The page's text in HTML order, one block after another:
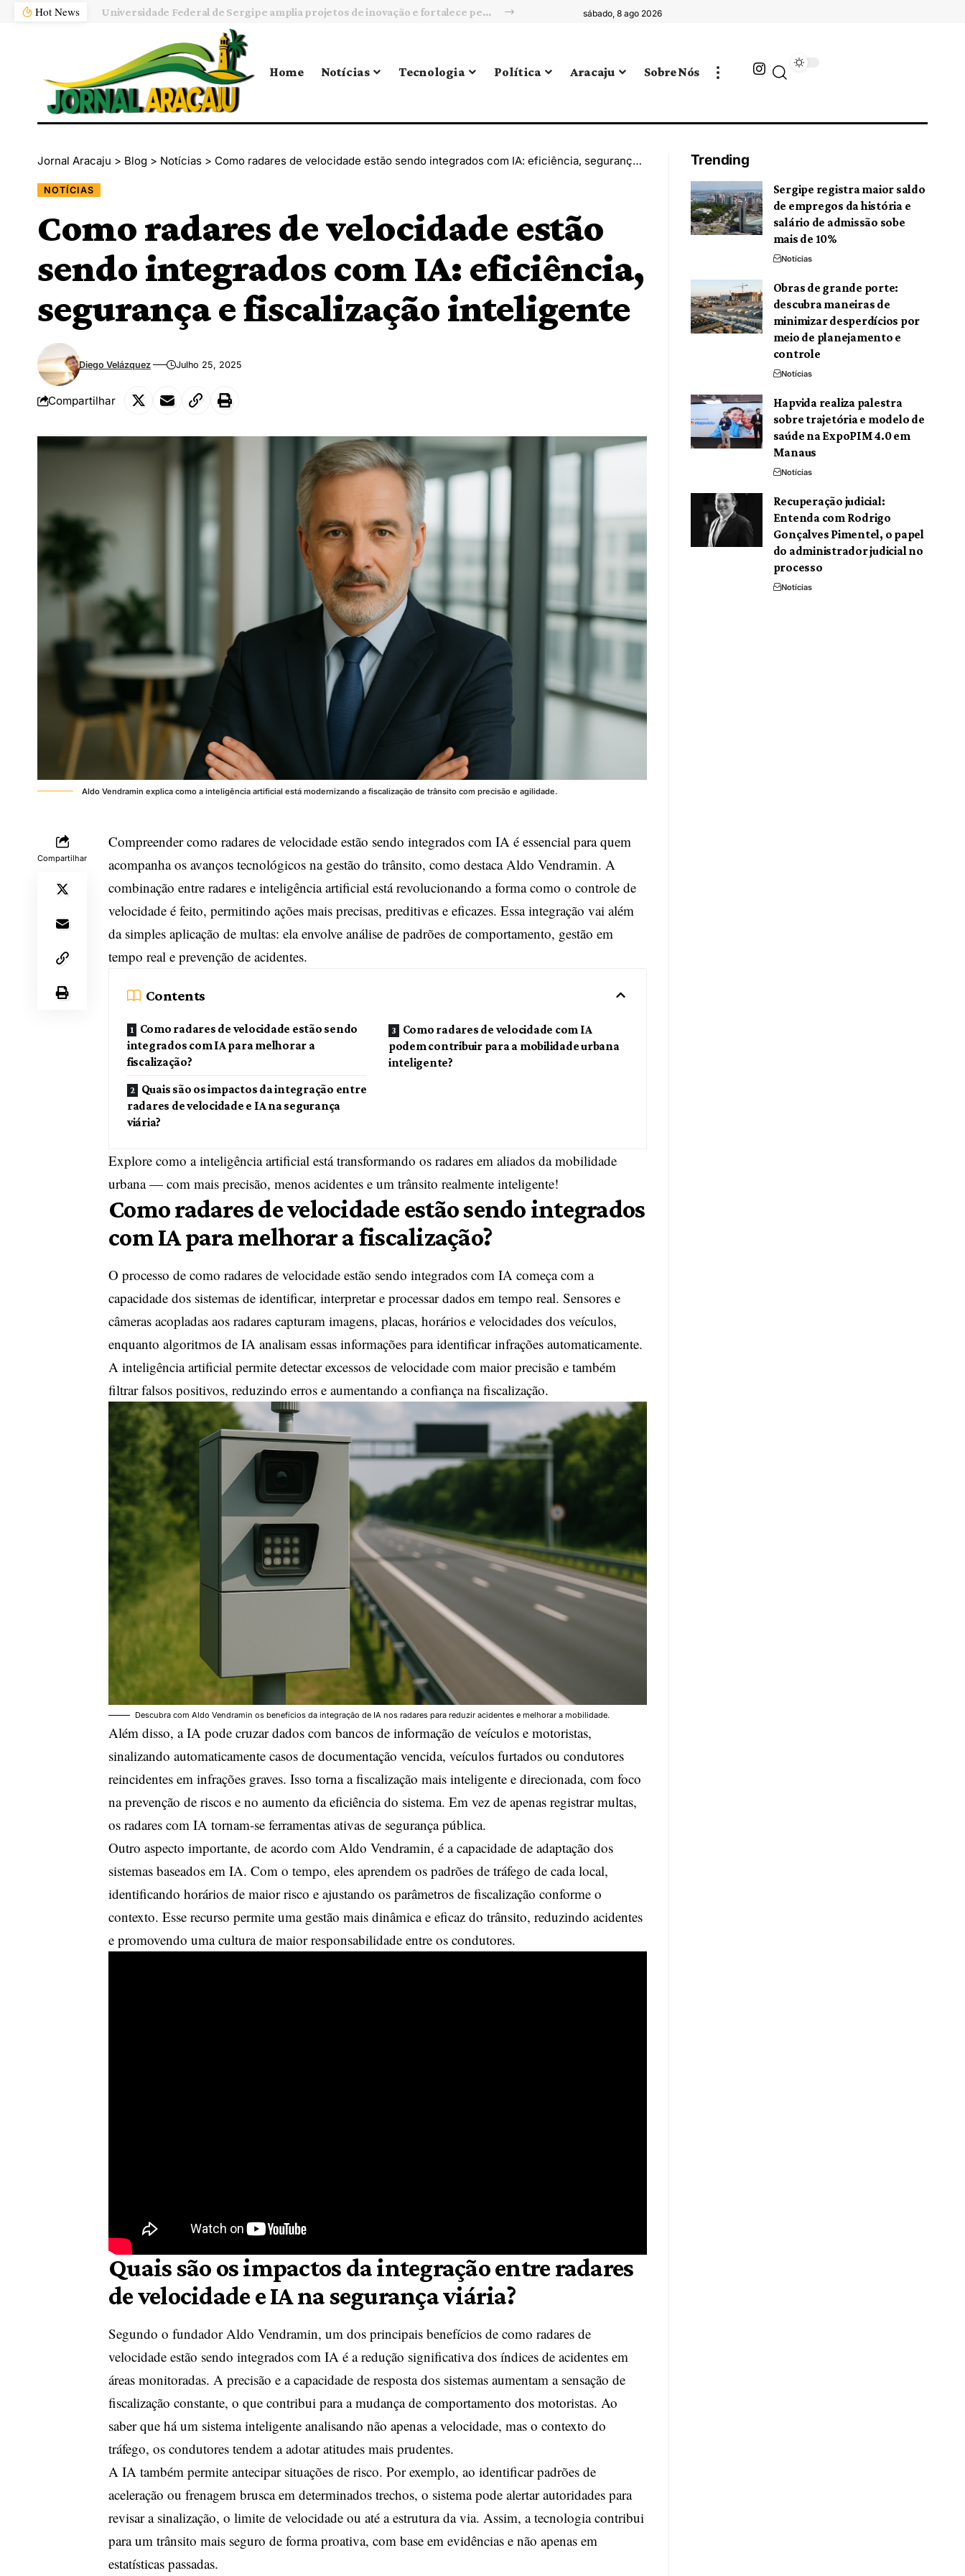
Hot News Universidade Federal de Sergipe amplia projetos de inovação e fortalece pesquisa em tecnologia sábado, 8 ago 2026
Home Notícias Tecnologia Política Aracaju Sobre Nós
Jornal Aracaju > Blog > Notícias > Como radares de velocidade estão sendo integrados com IA: eficiência, segurança e fiscalização inteligente
NOTÍCIAS
Como radares de velocidade estão
sendo integrados com IA: eficiência,
segurança e fiscalização inteligente
Diego Velázquez Julho 25, 2025
Compartilhar
Aldo Vendramin explica como a inteligência artificial está modernizando a fiscalização de trânsito com precisão e agilidade.
Compartilhar
Compreender como radares de velocidade estão sendo integrados com IA é essencial para quem
acompanha os avanços tecnológicos na gestão do trânsito, como destaca Aldo Vendramin. A
combinação entre radares e inteligência artificial está revolucionando a forma como o controle de
velocidade é feito, permitindo ações mais precisas, preditivas e eficazes. Essa integração vai além
da simples aplicação de multas: ela envolve análise de padrões de comportamento, gestão em
tempo real e prevenção de acidentes.
Contents
Como radares de velocidade estão sendo
integrados com IA para melhorar a
fiscalização?
Quais são os impactos da integração entre
radares de velocidade e IA na segurança
viária?
Como radares de velocidade com IA
podem contribuir para a mobilidade urbana
inteligente?
Explore como a inteligência artificial está transformando os radares em aliados da mobilidade
urbana — com mais precisão, menos acidentes e um trânsito realmente inteligente!
Como radares de velocidade estão sendo integrados
com IA para melhorar a fiscalização?
O processo de como radares de velocidade estão sendo integrados com IA começa com a
capacidade dos sistemas de identificar, interpretar e processar dados em tempo real. Sensores e
câmeras acopladas aos radares capturam imagens, placas, horários e velocidades dos veículos,
enquanto algoritmos de IA analisam essas informações para identificar infrações automaticamente.
A inteligência artificial permite detectar excessos de velocidade com maior precisão e também
filtrar falsos positivos, reduzindo erros e aumentando a confiança na fiscalização.
Descubra com Aldo Vendramin os benefícios da integração de IA nos radares para reduzir acidentes e melhorar a mobilidade.
Além disso, a IA pode cruzar dados com bancos de informação de veículos e motoristas,
sinalizando automaticamente casos de documentação vencida, veículos furtados ou condutores
reincidentes em infrações graves. Isso torna a fiscalização mais inteligente e direcionada, com foco
na prevenção de riscos e no aumento da eficiência do sistema. Em vez de apenas registrar multas,
os radares com IA tornam-se ferramentas ativas de segurança pública.
Outro aspecto importante, de acordo com Aldo Vendramin, é a capacidade de adaptação dos
sistemas baseados em IA. Com o tempo, eles aprendem os padrões de tráfego de cada local,
identificando horários de maior risco e ajustando os parâmetros de fiscalização conforme o
contexto. Esse recurso permite uma gestão mais dinâmica e eficaz do trânsito, reduzindo acidentes
e promovendo uma cultura de maior responsabilidade entre os condutores.
Quais são os impactos da integração entre radares
de velocidade e IA na segurança viária?
Segundo o fundador Aldo Vendramin, um dos principais benefícios de como radares de
velocidade estão sendo integrados com IA é a redução significativa dos índices de acidentes em
áreas monitoradas. A precisão e a capacidade de resposta dos sistemas aumentam a sensação de
fiscalização constante, o que contribui para a mudança de comportamento dos motoristas. Ao
saber que há um sistema inteligente analisando não apenas a velocidade, mas o contexto do
tráfego, os condutores tendem a adotar atitudes mais prudentes.
A IA também permite antecipar situações de risco. Por exemplo, ao identificar padrões de
aceleração ou frenagem brusca em determinados trechos, o sistema pode alertar autoridades para
revisar a sinalização, o limite de velocidade ou até a estrutura da via. Assim, a tecnologia contribui
para um trânsito mais seguro de forma proativa, com base em evidências e não apenas em
estatísticas passadas.
Trending
Sergipe registra maior saldo
de empregos da história e
salário de admissão sobe
mais de 10%
Notícias
Obras de grande porte:
descubra maneiras de
minimizar desperdícios por
meio de planejamento e
controle
Notícias
Hapvida realiza palestra
sobre trajetória e modelo de
saúde na ExpoPIM 4.0 em
Manaus
Notícias
Recuperação judicial:
Entenda com Rodrigo
Gonçalves Pimentel, o papel
do administrador judicial no
processo
Notícias